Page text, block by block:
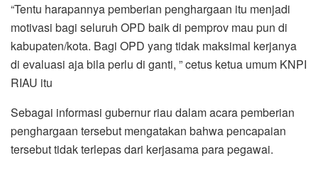
“Tentu harapannya pemberian penghargaan itu menjadi
motivasi bagi seluruh OPD baik di pemprov mau pun di
kabupaten/kota. Bagi OPD yang tidak maksimal kerjanya
di evaluasi aja bila perlu di ganti, ” cetus ketua umum KNPI
RIAU itu
Sebagai informasi gubernur riau dalam acara pemberian
penghargaan tersebut mengatakan bahwa pencapaian
tersebut tidak terlepas dari kerjasama para pegawai.